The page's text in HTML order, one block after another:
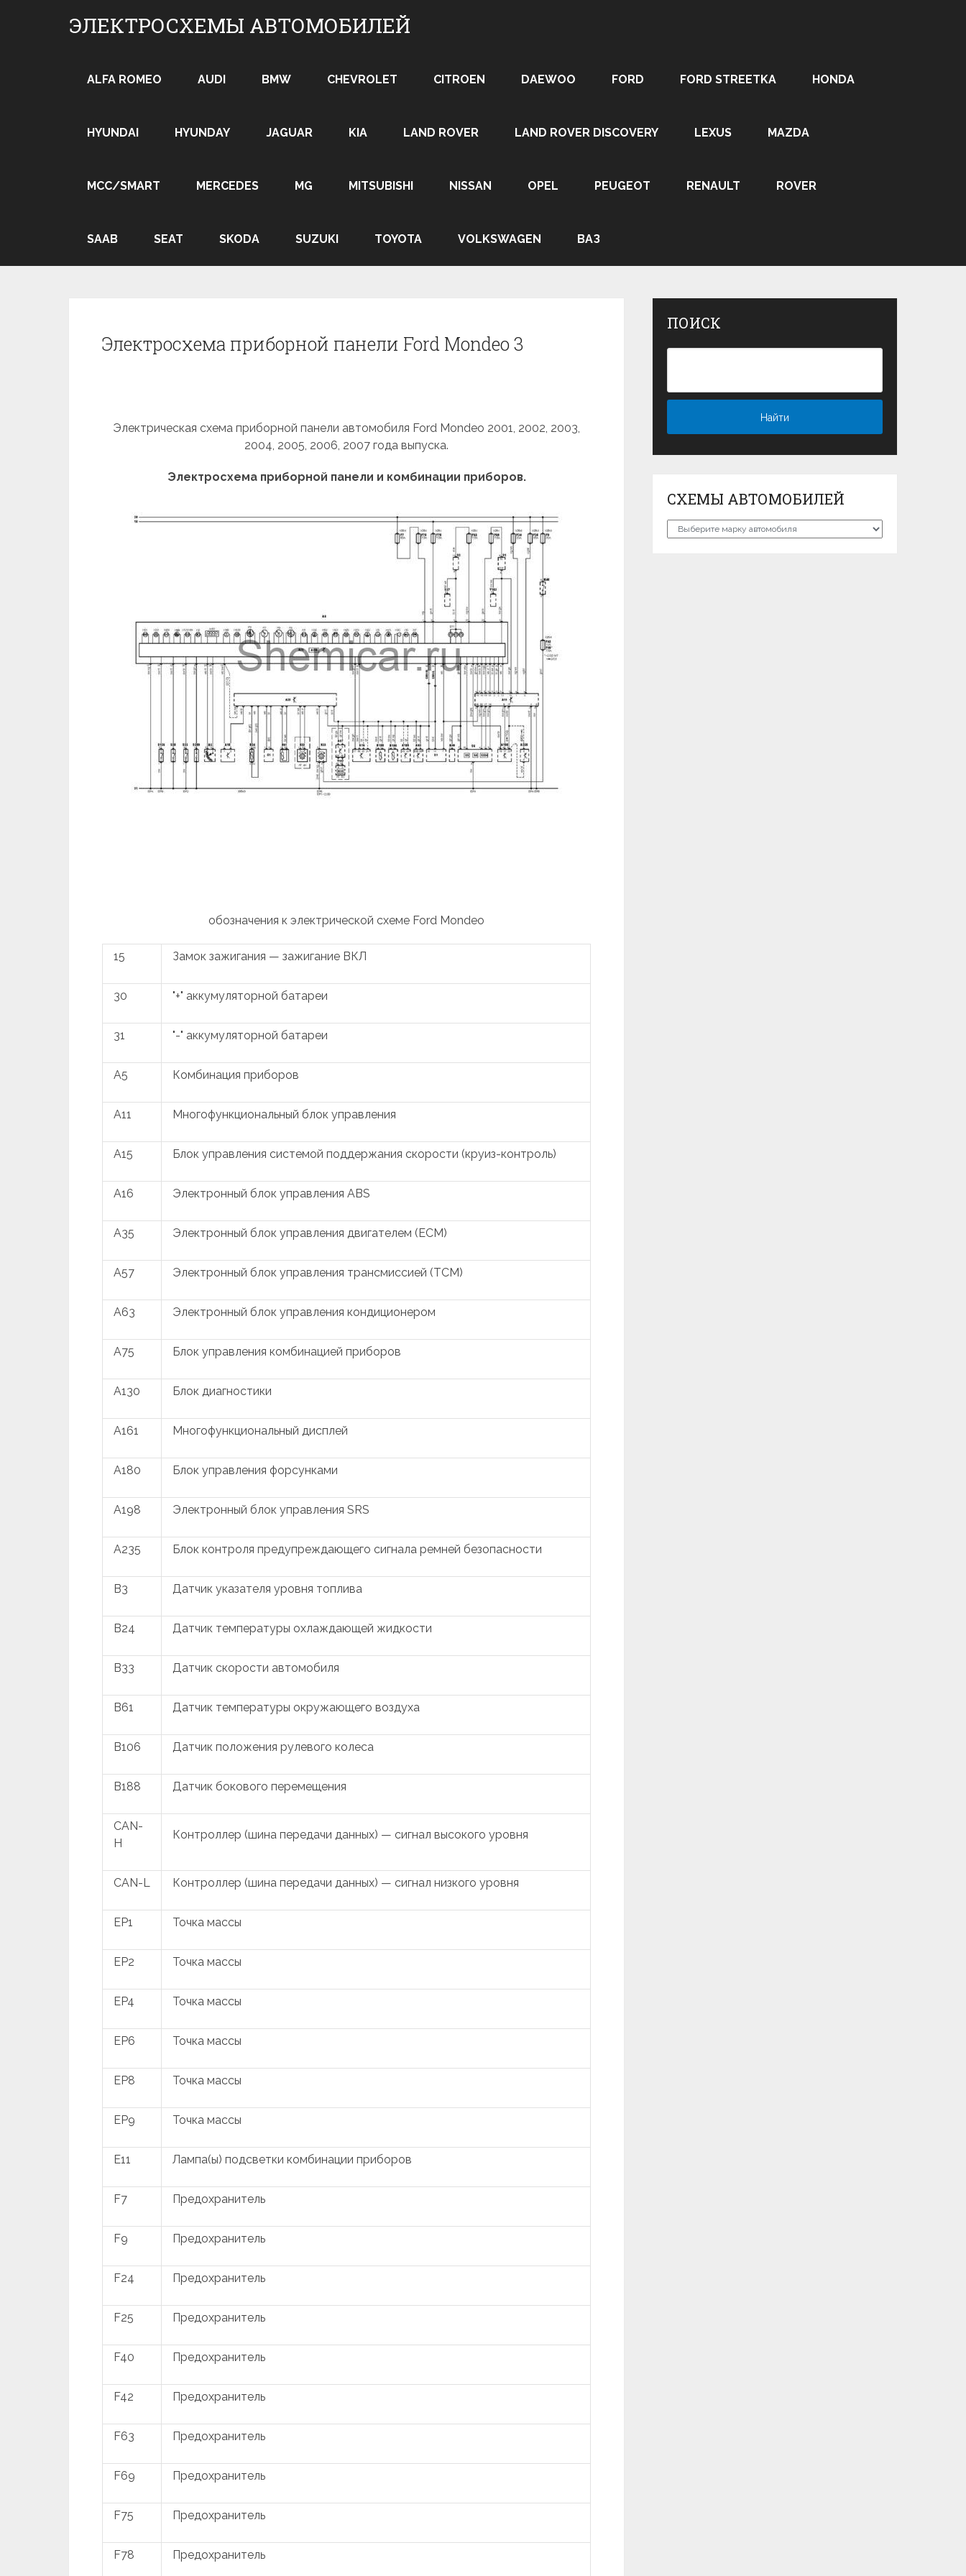
ЭЛЕКТРОСХЕМЫ АВТОМОБИЛЕЙ
ALFA ROMEO AUDI BMW CHEVROLET CITROEN DAEWOO FORD FORD STREETKA HONDA
HYUNDAI HYUNDAY JAGUAR KIA LAND ROVER LAND ROVER DISCOVERY LEXUS MAZDA
MCC/SMART MERCEDES MG MITSUBISHI NISSAN OPEL PEUGEOT RENAULT ROVER
SAAB SEAT SKODA SUZUKI TOYOTA VOLKSWAGEN ВАЗ
Электросхема приборной панели Ford Mondeo 3
Электрическая схема приборной панели автомобиля Ford Mondeo 2001, 2002, 2003,
2004, 2005, 2006, 2007 года выпуска.
Электросхема приборной панели и комбинации приборов.
обозначения к электрической схеме Ford Mondeo
15 Замок зажигания — зажигание ВКЛ
30 "+" аккумуляторной батареи
31 "-" аккумуляторной батареи
A5 Комбинация приборов
A11 Многофункциональный блок управления
A15 Блок управления системой поддержания скорости (круиз-контроль)
A16 Электронный блок управления ABS
A35 Электронный блок управления двигателем (ECM)
A57 Электронный блок управления трансмиссией (TCM)
A63 Электронный блок управления кондиционером
A75 Блок управления комбинацией приборов
A130 Блок диагностики
A161 Многофункциональный дисплей
A180 Блок управления форсунками
A198 Электронный блок управления SRS
A235 Блок контроля предупреждающего сигнала ремней безопасности
B3 Датчик указателя уровня топлива
B24 Датчик температуры охлаждающей жидкости
B33 Датчик скорости автомобиля
B61 Датчик температуры окружающего воздуха
B106 Датчик положения рулевого колеса
B188 Датчик бокового перемещения
CAN-
H
Контроллер (шина передачи данных) — сигнал высокого уровня
CAN-L Контроллер (шина передачи данных) — сигнал низкого уровня
EP1 Точка массы
EP2 Точка массы
EP4 Точка массы
EP6 Точка массы
EP8 Точка массы
EP9 Точка массы
E11 Лампа(ы) подсветки комбинации приборов
F7 Предохранитель
F9 Предохранитель
F24 Предохранитель
F25 Предохранитель
F40 Предохранитель
F42 Предохранитель
F63 Предохранитель
F69 Предохранитель
F75 Предохранитель
F78 Предохранитель
ПОИСК
СХЕМЫ АВТОМОБИЛЕЙ
Схемы